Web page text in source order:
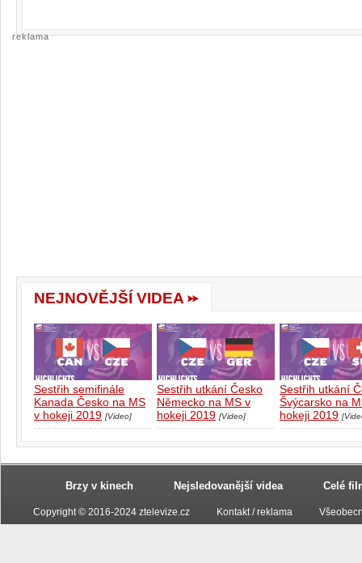
reklama
NEJNOVĚJŠÍ VIDEA
Sestřih semifinále
Kanada Česko na MS
v hokeji 2019 [Video]
Sestřih utkání Česko
Německo na MS v
hokeji 2019 [Video]
Sestřih utkání
Švýcarsko na
hokeji 2019
Brzy v kinech Nejsledovanější videa Celé
Copyright © 2016-2024 ztelevize.cz Kontakt / reklama